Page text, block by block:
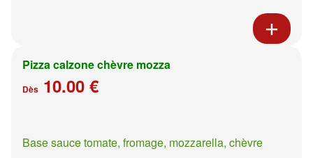
Pizza calzone chèvre mozza
Dès 10.00 €
Base sauce tomate, fromage, mozzarella, chèvre